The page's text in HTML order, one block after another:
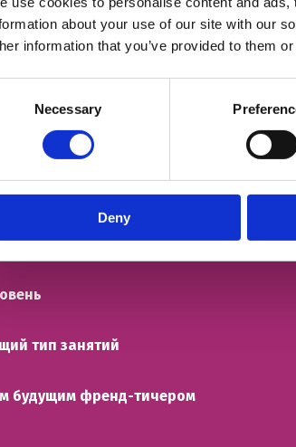
about your use of our site with our
information that you’ve provided to them
Necessary
Deny
пробный урок
тип занятий
будущим френд-тичером